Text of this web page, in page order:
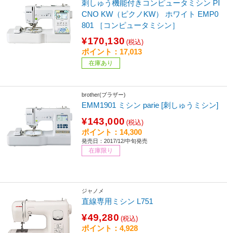
刺しゅう機能付きコンピュータミシン PI
CNO KW（ピクノKW） ホワイト EMP0
801 ［コンピュータミシン］
¥170,130 (税込)
ポイント：17,013
在庫あり
brother(ブラザー)
EMM1901 ミシン parie [刺しゅうミシン]
¥143,000 (税込)
ポイント：14,300
発売日：2017/12/中旬発売
在庫限り
ジャノメ
直線専用ミシン L751
¥49,280 (税込)
ポイント：4,928